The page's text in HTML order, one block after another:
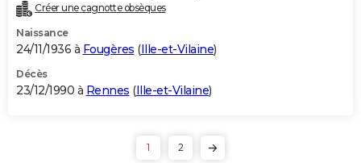
Créer une cagnotte obsèques
Naissance
24/11/1936 à Fougères (Ille-et-Vilaine)
Décès
23/12/1990 à Rennes (Ille-et-Vilaine)
1 2